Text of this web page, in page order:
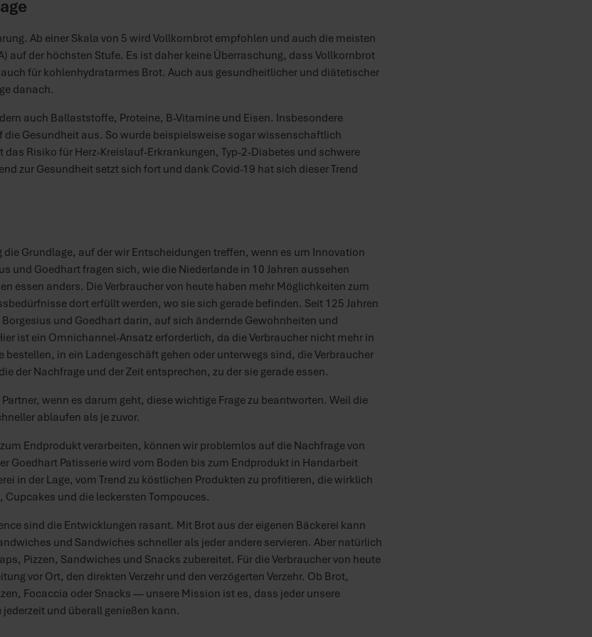
Ab einer Skala von 5 wird Vollkornbrot empfohlen und auch die meisten
auf der höchsten Stufe. Es ist daher keine Überraschung, dass Vollkornbrot
für kohlenhydratarmes Brot. Auch aus gesundheitlicher und diätetischer
danach.
auch Ballaststoffe, Proteine, B-Vitamine und Eisen. Insbesondere
Gesundheit aus. So wurde beispielsweise sogar wissenschaftlich
Risiko für Herz-Kreislauf-Erkrankungen, Typ-2-Diabetes und schwere
zur Gesundheit setzt sich fort und dank Covid-19 hat sich dieser Trend
Grundlage, auf der wir Entscheidungen treffen, wenn es um Innovation
und Goedhart fragen sich, wie die Niederlande in 10 Jahren aussehen
essen anders. Die Verbraucher von heute haben mehr Möglichkeiten zum
dort erfüllt werden, wo sie sich gerade befinden. Seit 125 Jahren
und Goedhart darin, auf sich ändernde Gewohnheiten und
ist ein Omnichannel-Ansatz erforderlich, da die Verbraucher nicht mehr in
bestellen, in ein Ladengeschäft gehen oder unterwegs sind, die Verbraucher
der Nachfrage und der Zeit entsprechen, zu der sie gerade essen.
wenn es darum geht, diese wichtige Frage zu beantworten. Weil die
ablaufen als je zuvor.
Endprodukt verarbeiten, können wir problemlos auf die Nachfrage von
Goedhart Patisserie wird vom Boden bis zum Endprodukt in Handarbeit
in der Lage, vom Trend zu köstlichen Produkten zu profitieren, die wirklich
und die leckersten Tompouces.
sind die Entwicklungen rasant. Mit Brot aus der eigenen Bäckerei kann
und Sandwiches schneller als jeder andere servieren. Aber natürlich
Pizzen, Sandwiches und Snacks zubereitet. Für die Verbraucher von heute
vor Ort, den direkten Verzehr und den verzögerten Verzehr. Ob Brot,
Focaccia oder Snacks — unsere Mission ist es, dass jeder unsere
und überall genießen kann.